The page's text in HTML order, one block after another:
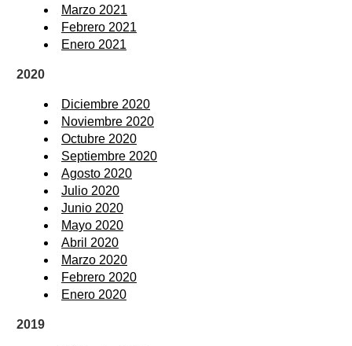
Marzo 2021
Febrero 2021
Enero 2021
2020
Diciembre 2020
Noviembre 2020
Octubre 2020
Septiembre 2020
Agosto 2020
Julio 2020
Junio 2020
Mayo 2020
Abril 2020
Marzo 2020
Febrero 2020
Enero 2020
2019